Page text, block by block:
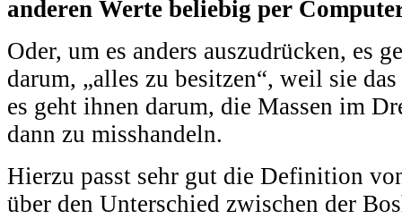
anderen Werte beliebig per
Oder, um es anders auszudrücken, es
darum, „alles zu besitzen“, weil sie
es geht ihnen darum, die Massen im
dann zu misshandeln.
Hierzu passt sehr gut die Definition
über den Unterschied zwischen der